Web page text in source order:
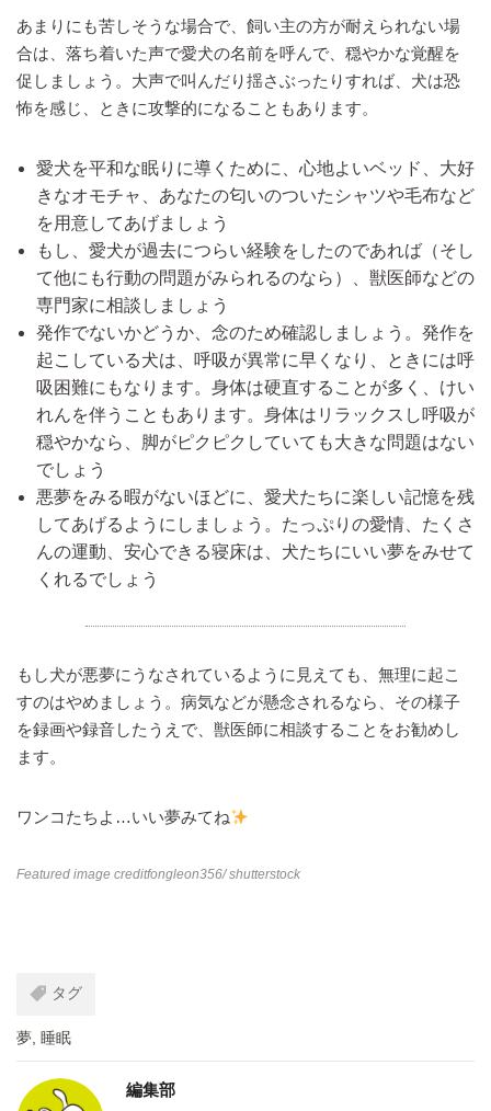
あまりにも苦しそうな場合で、飼い主の方が耐えられない場
合は、落ち着いた声で愛犬の名前を呼んで、穏やかな覚醒を
促しましょう。大声で叫んだり揺さぶったりすれば、犬は恐
怖を感じ、ときに攻撃的になることもあります。
愛犬を平和な眠りに導くために、心地よいベッド、大好
きなオモチャ、あなたの匂いのついたシャツや毛布など
を用意してあげましょう
もし、愛犬が過去につらい経験をしたのであれば（そし
て他にも行動の問題がみられるのなら）、獣医師などの
専門家に相談しましょう
発作でないかどうか、念のため確認しましょう。発作を
起こしている犬は、呼吸が異常に早くなり、ときには呼
吸困難にもなります。身体は硬直することが多く、けい
れんを伴うこともあります。身体はリラックスし呼吸が
穏やかなら、脚がピクピクしていても大きな問題はない
でしょう
悪夢をみる暇がないほどに、愛犬たちに楽しい記憶を残
してあげるようにしましょう。たっぷりの愛情、たくさ
んの運動、安心できる寝床は、犬たちにいい夢をみせて
くれるでしょう
もし犬が悪夢にうなされているように見えても、無理に起こ
すのはやめましょう。病気などが懸念されるなら、その様子
を録画や録音したうえで、獣医師に相談することをお勧めし
ます。
ワンコたちよ…いい夢みてね
Featured image creditfongleon356/ shutterstock
タグ
夢 睡眠
編集部